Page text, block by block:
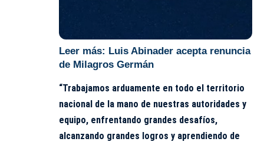
Leer más: Luis Abinader acepta renuncia
de Milagros Germán
“Trabajamos arduamente en todo el territorio
nacional de la mano de nuestras autoridades y
equipo, enfrentando grandes desafíos,
alcanzando grandes logros y aprendiendo de